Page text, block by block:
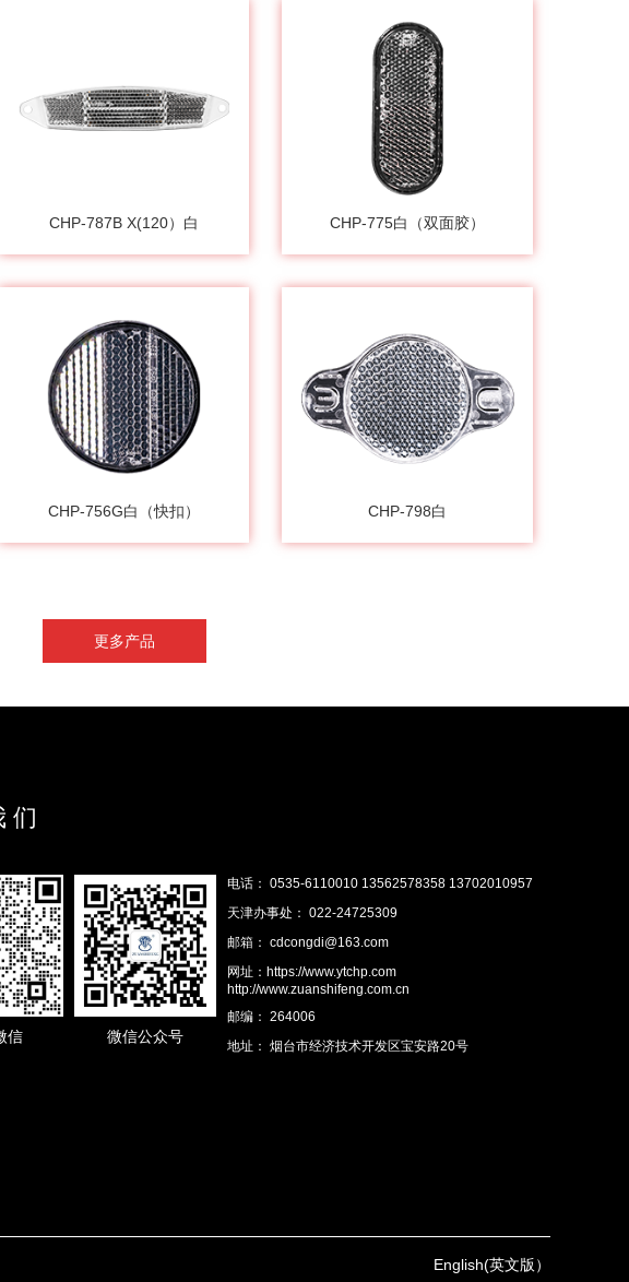
CHP-787B X(120）白 CHP-775白（双面胶）
CHP-756G白（快扣） CHP-798白
更多产品
们
信 微信公众号
电话： 0535-6110010 13562578358 13702010957
天津办事处： 022-24725309
邮箱： cdcongdi@163.com
网址：https://www.ytchp.com
http://www.zuanshifeng.com.cn
邮编： 264006
地址： 烟台市经济技术开发区宝安路20号
English(英文版）